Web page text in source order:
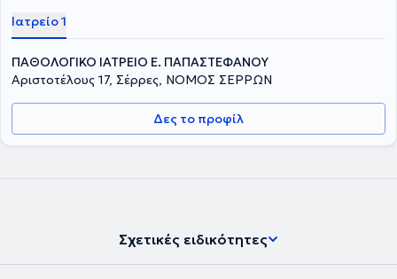
εμπειρία έχοντας συμμετάσχει επί 20 έτη στη λειτουργία του
Υπερτασιολογικού Ιατρείου του Γενικού Νοσοκομείου Σερρών και
έχοντας διατελέσει Διευθύντρια ΕΣΥ στη Β΄ Παθολογική Κλινική του
ίδιου νοσοκομείου.
Ιατρείο 1
ΠΑΘΟΛΟΓΙΚΟ ΙΑΤΡΕΙΟ Ε. ΠΑΠΑΣΤΕΦΑΝΟΥ
Αριστοτέλους 17, Σέρρες, ΝΟΜΟΣ ΣΕΡΡΩΝ
Δες το προφίλ
Σχετικές ειδικότητες